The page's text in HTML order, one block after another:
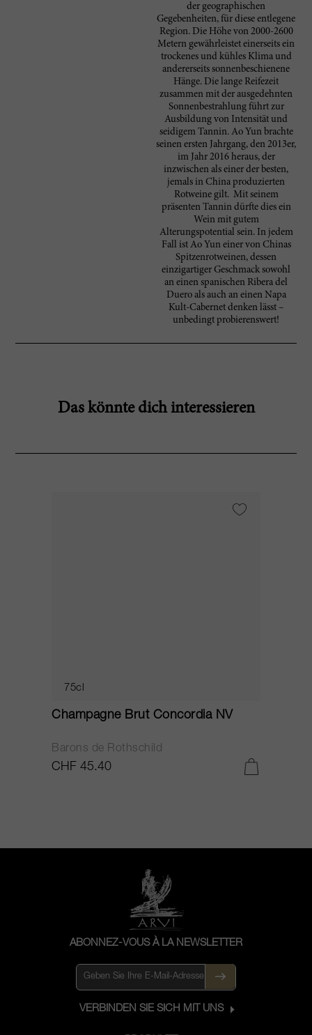
der geographischen
Gegebenheiten, für diese entlegene
Region. Die Höhe von 2000-2600
Metern gewährleistet einerseits ein
trockenes und kühles Klima und
andererseits sonnenbeschienene
Hänge. Die lange Reifezeit
zusammen mit der ausgedehnten
Sonnenbestrahlung führt zur
Ausbildung von Intensität und
seidigem Tannin. Ao Yun brachte
seinen ersten Jahrgang, den 2013er,
im Jahr 2016 heraus, der
inzwischen als einer der besten,
jemals in China produzierten
Rotweine gilt. Mit seinem
präsenten Tannin dürfte dies ein
Wein mit gutem
Alterungspotential sein. In jedem
Fall ist Ao Yun einer von Chinas
Spitzenrotweinen, dessen
einzigartiger Geschmack sowohl
an einen spanischen Ribera del
Duero als auch an einen Napa
Kult-Cabernet denken lässt –
unbedingt probierenswert!
Das könnte dich interessieren
75cl
Champagne Brut Concordia NV
Barons de Rothschild
CHF 45.40
ABONNEZ-VOUS À LA NEWSLETTER
VERBINDEN SIE SICH MIT UNS